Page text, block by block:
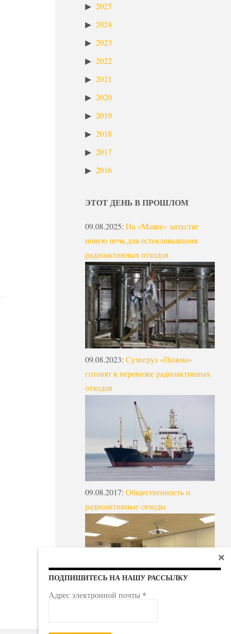
2025
2024
2023
2022
2021
2020
2019
2018
2017
2016
ЭТОТ ДЕНЬ В ПРОШЛОМ
09.08.2025: На «Маяке» запустят
новую печь для остекловывания
радиоактивных отходов
09.08.2023: Сухогруз «Пижма»
готовят к перевозке радиоактивных
отходов
09.08.2017: Общественность и
радиоактивные отходы
ПОДПИШИТЕСЬ НА НАШУ РАССЫЛКУ
Адрес электронной почты *